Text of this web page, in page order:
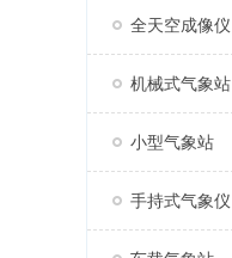
全天空成像仪
机械式气象站
小型气象站
手持式气象仪